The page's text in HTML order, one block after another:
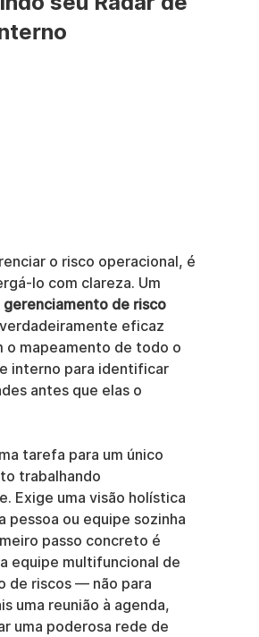
o risco operacional, é
lo com clareza. Um
gerenciamento de risco
verdadeiramente eficaz
o mapeamento de todo o
interno para identificar
antes que elas o
tarefa para um único
trabalhando
Exige uma visão holística
pessoa ou equipe sozinha
passo concreto é
equipe multifuncional de
de riscos — não para
uma reunião à agenda,
uma poderosa rede de